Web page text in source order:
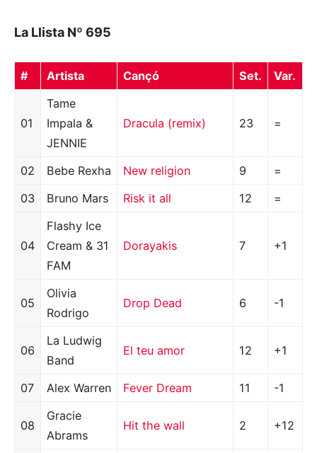
La Llista Nº 695
# Artista Cançó Set. Var.
01
Tame
Impala &
JENNIE
Dracula (remix) 23 =
02 Bebe Rexha New religion 9
=
03
Bruno Mars Risk it all 12 =
04
Flashy Ice
Cream & 31
FAM
Dorayakis 7 +1
05
Olivia
Rodrigo
Drop Dead 6 -1
06
La Ludwig
Band
El teu amor 12 +1
07 Alex Warren Fever Dream 11 -1
08
Gracie
Abrams
Hit the wall 2 +12